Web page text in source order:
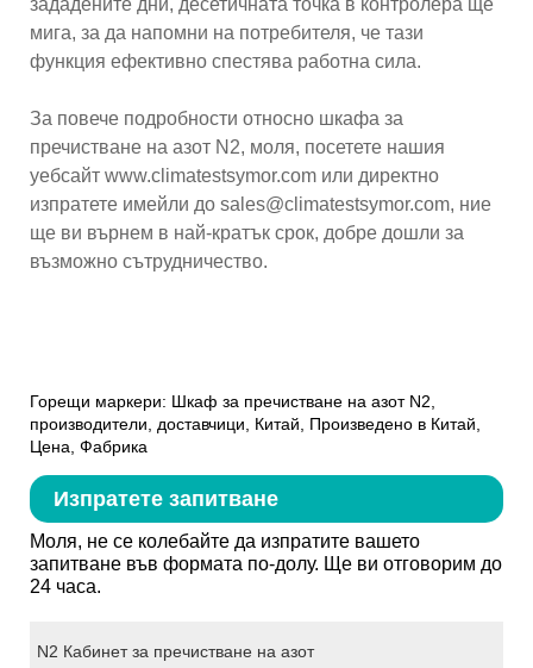
мига, за да напомни на потребителя, че тази
функция ефективно спестява работна сила.
За повече подробности относно шкафа за
пречистване на азот N2, моля, посетете нашия
уебсайт www.climatestsymor.com или директно
изпратете имейли до sales@climatestsymor.com, ние
ще ви върнем в най-кратък срок, добре дошли за
възможно сътрудничество.
Горещи маркери: Шкаф за пречистване на азот N2,
производители, доставчици, Китай, Произведено в Китай,
Цена, Фабрика
Изпратете запитване
Моля, не се колебайте да изпратите вашето
запитване във формата по-долу. Ще ви отговорим до
24 часа.